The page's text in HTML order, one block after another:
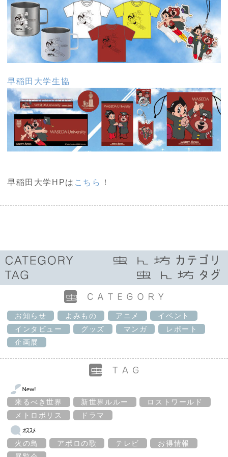
早稲田大学生協
早稲田大学HPは こちら ！
お知らせ よみもの アニメ
イベント
インタビュー
グッズ マンガ
レポート
企画展
来るべき世界 新世界ルルー
ロストワールド
メトロポリス
ドラマ
火の鳥 アポロの歌 テレビ
お得情報